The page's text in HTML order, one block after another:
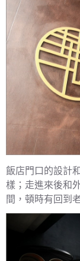
飯店門口的設計
樣；走進來後和
間，頓時有回到